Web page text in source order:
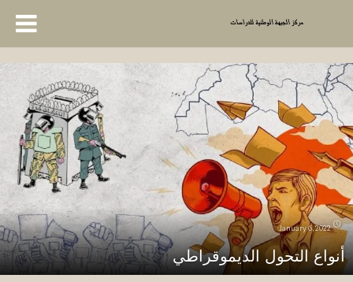
January 6, 2022
أنواع التحول الديموقراطي